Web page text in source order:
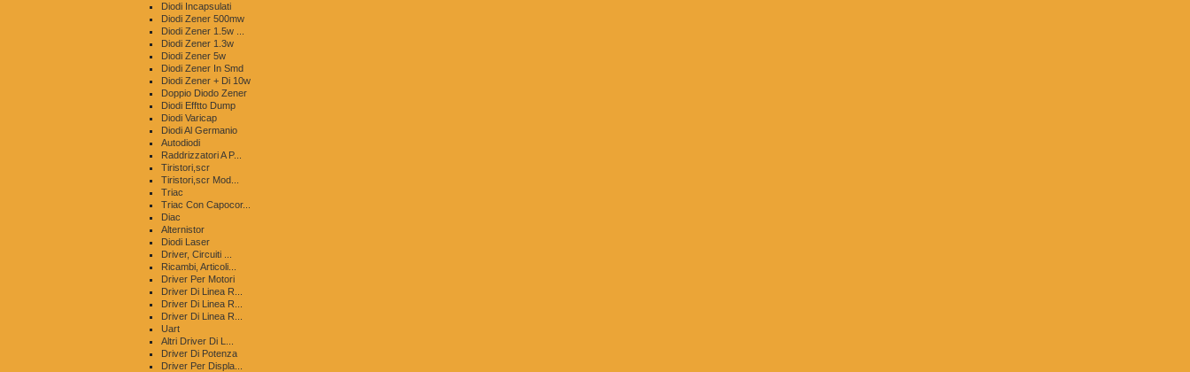
Diodi Incapsulati
Diodi Zener 500mw
Diodi Zener 1.5w ...
Diodi Zener 1.3w
Diodi Zener 5w
Diodi Zener In Smd
Diodi Zener + Di 10w
Doppio Diodo Zener
Diodi Efftto Dump
Diodi Varicap
Diodi Al Germanio
Autodiodi
Raddrizzatori A P...
Tiristori,scr
Tiristori,scr Mod...
Triac
Triac Con Capocor...
Diac
Alternistor
Diodi Laser
Driver, Circuiti ...
Ricambi, Articoli...
Driver Per Motori
Driver Di Linea R...
Driver Di Linea R...
Driver Di Linea R...
Uart
Altri Driver Di L...
Driver Di Potenza
Driver Per Displa...